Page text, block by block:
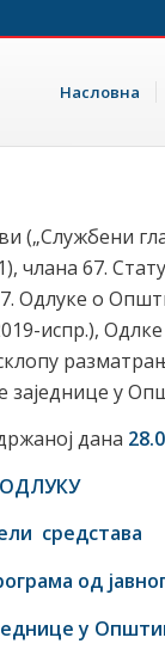
Насловна
(„Службени
члана 67.
Одлуке о
испр.),
заједнице у
дана
ОДЛУКУ
средстава
од
у